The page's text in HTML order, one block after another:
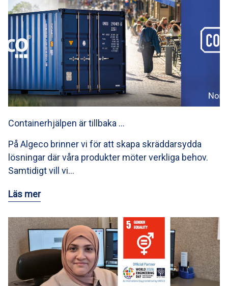
Containerhjälpen är tillbaka …
På Algeco brinner vi för att skapa skräddarsydda
lösningar där våra produkter möter verkliga behov.
Samtidigt vill vi…
Läs mer